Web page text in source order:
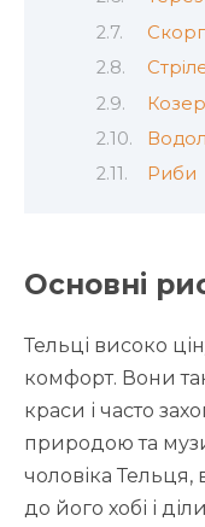
Риби
Основні
Тельці високо
комфорт. Вони
краси і часто
природою та
чоловіка Тельця,
до його хобі і